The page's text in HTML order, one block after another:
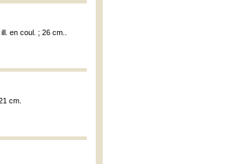
en coul. ; 26 cm..
cm.